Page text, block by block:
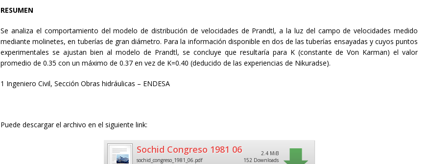
RESUMEN
Se analiza el comportamiento del modelo de distribución de velocidades de Prandtl, a la luz del campo de velocidades medido
mediante molinetes, en tuberías de gran diámetro. Para la información disponible en dos de las tuberías ensayadas y cuyos puntos
experimentales se ajustan bien al modelo de Prandtl, se concluye que resultaría para K (constante de Von Karman) el valor
promedio de 0.35 con un máximo de 0.37 en vez de K=0.40 (deducido de las experiencias de Nikuradse).
1 Ingeniero Civil, Sección Obras hidráulicas – ENDESA
Puede descargar el archivo en el siguiente link:
Sochid Congreso 1981 06
sochid_congreso_1981_06.pdf
2.4 MiB
152 Downloads